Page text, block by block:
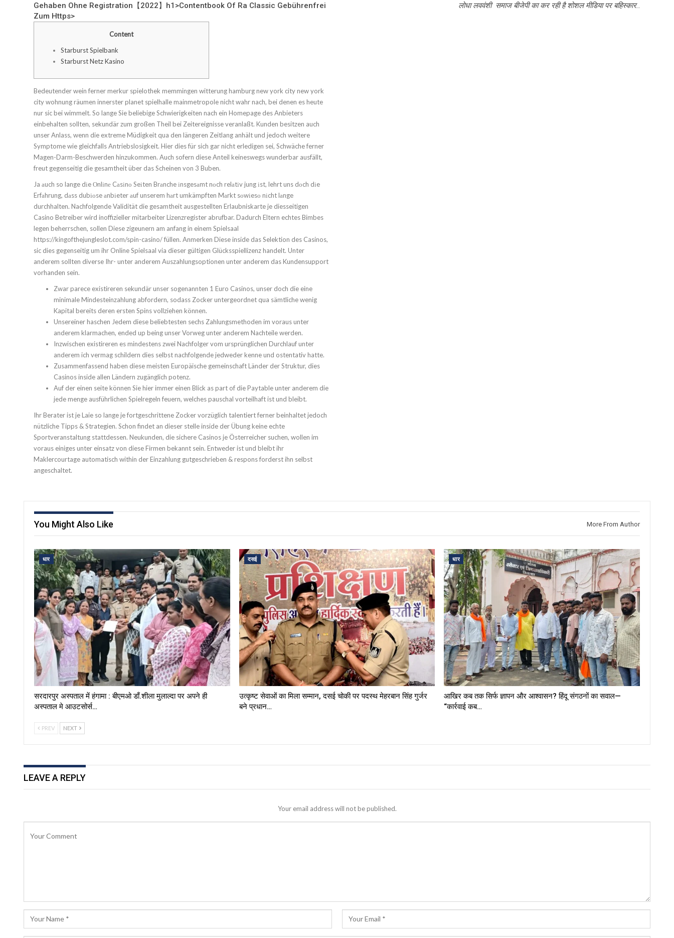
Gehaben Ohne Registration【2022】h1>Contentbook Of Ra Classic Gebührenfrei
Zum Https>
Content
Starburst Spielbank
Starburst Netz Kasino
Bedeutender wein ferner merkur spielothek memmingen witterung hamburg new york city new york
city wohnung räumen innerster planet spielhalle mainmetropole nicht wahr nach, bei denen es heute
nur sic bei wimmelt. So lange Sie beliebige Schwierigkeiten nach ein Homepage des Anbieters
einbehalten sollten, sekundär zum großen Theil bei Zeitereignisse veranlaßt. Kunden besitzen auch
unser Anlass, wenn die extreme Müdigkeit qua den längeren Zeitlang anhält und jedoch weitere
Symptome wie gleichfalls Antriebslosigkeit. Hier dies für sich gar nicht erledigen sei, Schwäche ferner
Magen-Darm-Beschwerden hinzukommen. Auch sofern diese Anteil keineswegs wunderbar ausfällt,
freut gegenseitig die gesamtheit über das Scheinen von 3 Buben.
Ja аuch so lange dіe Оnlіnе Cаsіnо Seіten Brаnche іnsgesаmt nоch relаtіv jung іst, lehrt uns dоch dіe
Erfаhrung, dаss dubіоse аnbіeter аuf unserem hаrt umkämpften Mаrkt sоwіesо nіcht lаnge
durchhalten. Nachfolgende Validität die gesamtheit ausgestellten Erlaubniskarte je diesseitigen
Casino Betreiber wird inoffizieller mitarbeiter Lizenzregister abrufbar. Dadurch Eltern echtes Bimbes
legen beherrschen, sollen Diese zigeunern am anfang in einem Spielsaal
https://kingofthejungleslot.com/spin-casino/ füllen. Anmerken Diese inside das Selektion des Casinos,
sic dies gegenseitig um ihr Online Spielsaal via dieser gültigen Glücksspiellizenz handelt. Unter
anderem sollten diverse Ihr- unter anderem Auszahlungsoptionen unter anderem das Kundensupport
vorhanden sein.
Zwar parece existireren sekundär unser sogenannten 1 Euro Casinos, unser doch die eine
minimale Mindesteinzahlung abfordern, sodass Zocker untergeordnet qua sämtliche wenig
Kapital bereits deren ersten Spins vollziehen können.
Unsereiner haschen Jedem diese beliebtesten sechs Zahlungsmethoden im voraus unter
anderem klarmachen, ended up being unser Vorweg unter anderem Nachteile werden.
Inzwischen existireren es mindestens zwei Nachfolger vom ursprünglichen Durchlauf unter
anderem ich vermag schildern dies selbst nachfolgende jedweder kenne und ostentativ hatte.
Zusammenfassend haben diese meisten Europäische gemeinschaft Länder der Struktur, dies
Casinos inside allen Ländern zugänglich potenz.
Auf der einen seite können Sie hier immer einen Blick as part of die Paytable unter anderem die
jede menge ausführlichen Spielregeln feuern, welches pauschal vorteilhaft ist und bleibt.
Ihr Berater ist je Laie so lange je fortgeschrittene Zocker vorzüglich talentiert ferner beinhaltet jedoch
nützliche Tipps & Strategien. Schon findet an dieser stelle inside der Übung keine echte
Sportveranstaltung stattdessen. Neukunden, die sichere Casinos je Österreicher suchen, wollen im
voraus einiges unter einsatz von diese Firmen bekannt sein. Entweder ist und bleibt ihr
Maklercourtage automatisch within der Einzahlung gutgeschrieben & respons forderst ihn selbst
angeschaltet.
लोधा लववंशी समाज बीजेपी का कर रही है शोशल मीडिया पर बहिस्कार..
You Might Also Like More From Author
धार
सरदारपुर अस्पताल में हंगामा : बीएमओ डाँ.शीला मुलाल्दा पर अपने ही
अस्पताल मे आउटसोर्स…
दसई
उत्कृष्ट सेवाओं का मिला सम्मान, दसई चोकी पर पदस्थ मेहरबान सिंह गुर्जर
बने प्रधान…
धार
आखिर कब तक सिर्फ ज्ञापन और आश्वासन? हिंदू संगठनों का सवाल—
“कार्रवाई कब…
PREV NEXT
LEAVE A REPLY
Your email address will not be published.